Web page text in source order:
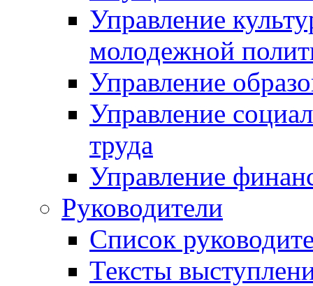
Управление
молодежной
Управление
Управление
труда
Управление
Руководители
Список
Тексты